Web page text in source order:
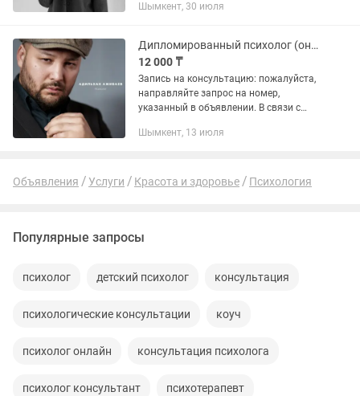
профессиональная подготовка: •
поведенческая...
Шымкент, 30 июля
Дипломированный психолог (онлайн)
12 000 ₸
Запись на консультацию: пожалуйста,
направляйте запрос на номер,
указанный в объявлении. В связи с
ответить на звонок, поэтому
Шымкент, 13 июля
Объявления Услуги Красота и здоровье Психология
Популярные запросы
психолог детский психолог консультация
психологические консультации коуч
психолог онлайн консультация психолога
психолог консультант психотерапевт